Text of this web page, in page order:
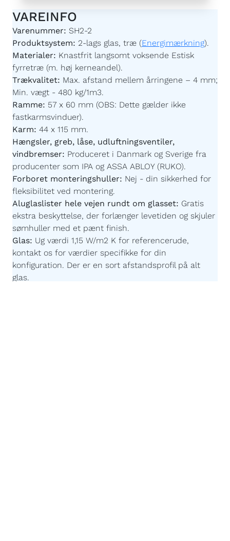
VAREINFO
Varenummer: SH2-2
Produktsystem: 2-lags glas, træ (Energimærkning).
Materialer: Knastfrit langsomt voksende Estisk
fyrretræ (m. høj kerneandel).
Trækvalitet: Max. afstand mellem årringene – 4 mm;
Min. vægt - 480 kg/1m3.
Ramme: 57 x 60 mm (OBS: Dette gælder ikke
fastkarmsvinduer).
Karm: 44 x 115 mm.
Hængsler, greb, låse, udluftningsventiler,
vindbremser: Produceret i Danmark og Sverige fra
producenter som IPA og ASSA ABLOY (RUKO).
Forboret monteringshuller: Nej - din sikkerhed for
fleksibilitet ved montering.
Aluglaslister hele vejen rundt om glasset: Gratis
ekstra beskyttelse, der forlænger levetiden og skjuler
sømhuller med et pænt finish.
Glas: Ug værdi 1,15 W/m2 K for referencerude,
kontakt os for værdier specifikke for din
konfiguration. Der er en sort afstandsprofil på alt
glas.